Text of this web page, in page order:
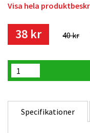
Visa hela
38 kr 40 kr
Specifikationer